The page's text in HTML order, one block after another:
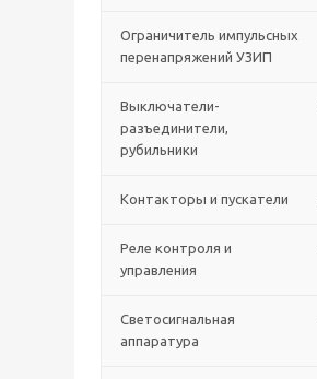
Ограничитель импульсных
перенапряжений УЗИП
Выключатели-
разъединители,
рубильники
Контакторы и пускатели
Реле контроля и
управления
Светосигнальная
аппаратура